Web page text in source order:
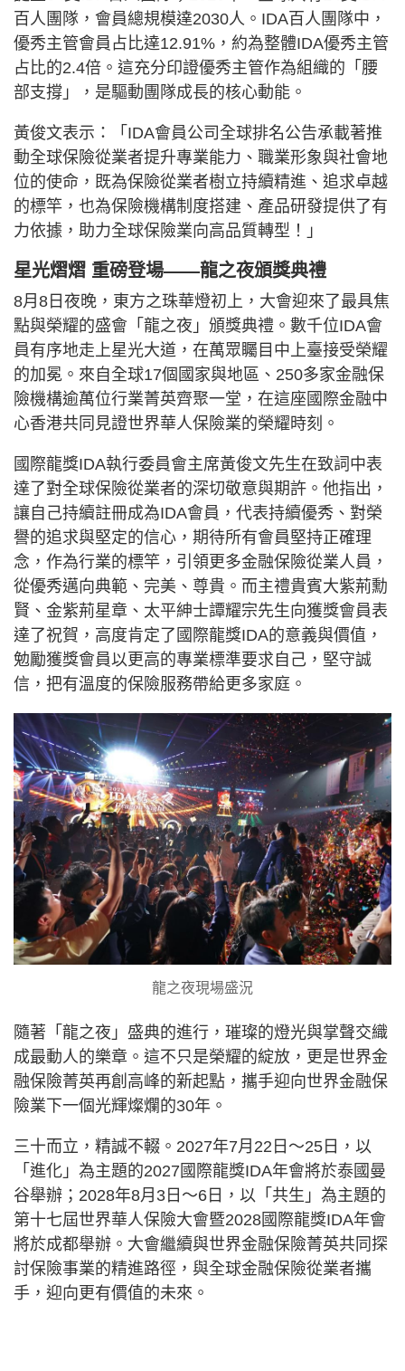
百人團隊，會員總規模達2030人。IDA百人團隊中，
優秀主管會員占比達12.91%，約為整體IDA優秀主管
占比的2.4倍。這充分印證優秀主管作為組織的「腰
部支撐」，是驅動團隊成長的核心動能。
黃俊文表示：「IDA會員公司全球排名公告承載著推
動全球保險從業者提升專業能力、職業形象與社會地
位的使命，既為保險從業者樹立持續精進、追求卓越
的標竿，也為保險機構制度搭建、產品研發提供了有
力依據，助力全球保險業向高品質轉型！」
星光熠熠 重磅登場——龍之夜頒獎典禮
8月8日夜晚，東方之珠華燈初上，大會迎來了最具焦
點與榮耀的盛會「龍之夜」頒獎典禮。數千位IDA會
員有序地走上星光大道，在萬眾矚目中上臺接受榮耀
的加冕。來自全球17個國家與地區、250多家金融保
險機構逾萬位行業菁英齊聚一堂，在這座國際金融中
心香港共同見證世界華人保險業的榮耀時刻。
國際龍獎IDA執行委員會主席黃俊文先生在致詞中表
達了對全球保險從業者的深切敬意與期許。他指出，
讓自己持續註冊成為IDA會員，代表持續優秀、對榮
譽的追求與堅定的信心，期待所有會員堅持正確理
念，作為行業的標竿，引領更多金融保險從業人員，
從優秀邁向典範、完美、尊貴。而主禮貴賓大紫荊勳
賢、金紫荊星章、太平紳士譚耀宗先生向獲獎會員表
達了祝賀，高度肯定了國際龍獎IDA的意義與價值，
勉勵獲獎會員以更高的專業標準要求自己，堅守誠
信，把有溫度的保險服務帶給更多家庭。
龍之夜現場盛況
隨著「龍之夜」盛典的進行，璀璨的燈光與掌聲交織
成最動人的樂章。這不只是榮耀的綻放，更是世界金
融保險菁英再創高峰的新起點，攜手迎向世界金融保
險業下一個光輝燦爛的30年。
三十而立，精誠不輟。2027年7月22日～25日，以
「進化」為主題的2027國際龍獎IDA年會將於泰國曼
谷舉辦；2028年8月3日～6日，以「共生」為主題的
第十七屆世界華人保險大會暨2028國際龍獎IDA年會
將於成都舉辦。大會繼續與世界金融保險菁英共同探
討保險事業的精進路徑，與全球金融保險從業者攜
手，迎向更有價值的未來。